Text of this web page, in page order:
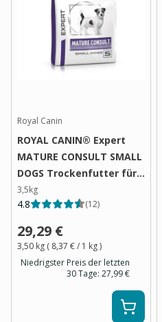
Royal Canin
ROYAL CANIN® Expert
MATURE CONSULT SMALL
DOGS Trockenfutter für
Hunde
3,5kg
4.8 (12)
29,29 €
3,50 kg ( 8,37 €/ 1 kg)
Niedrigster Preis der letzten
30 Tage: 27,99 €